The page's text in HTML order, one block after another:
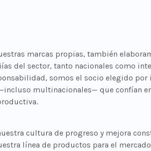
marcas propias, también
del sector, tanto nacionales como
somos el socio elegido por
multinacionales— que confían
cultura de progreso y mejora
línea de productos para el